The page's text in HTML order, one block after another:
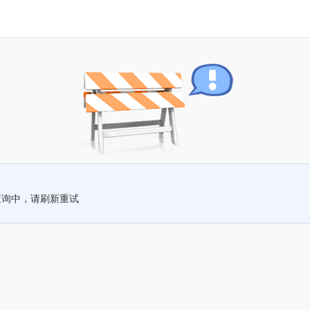
中，请刷新重试